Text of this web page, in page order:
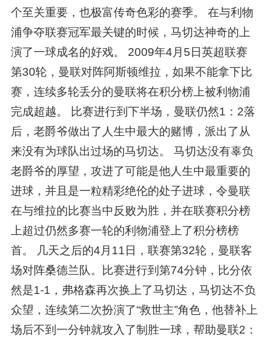
个至关重要，也极富传奇色彩的赛季。 在与利物
浦争夺联赛冠军最关键的时候，马切达神奇的上
演了一球成名的好戏。 2009年4月5日英超联赛
第30轮，曼联对阵阿斯顿维拉，如果不能拿下比
赛，连续多轮丢分的曼联将在积分榜上被利物浦
完成超越。 比赛进行到下半场，曼联仍然1：2落
后，老爵爷做出了人生中最大的赌博，派出了从
来没有为球队出过场的马切达。 马切达没有辜负
老爵爷的厚望，攻进了可能是他人生中最重要的
进球，并且是一粒精彩绝伦的处子进球，令曼联
在与维拉的比赛当中反败为胜，并在联赛积分榜
上超过仍然多赛一轮的利物浦登上了积分榜榜
首。 几天之后的4月11日，联赛第32轮，曼联客
场对阵桑德兰队。比赛进行到第74分钟，比分依
然是1-1，弗格森再次换上了马切达，马切达不负
众望，连续第二次扮演了“救世主”角色，他替补上
场后不到一分钟就攻入了制胜一球，帮助曼联2：